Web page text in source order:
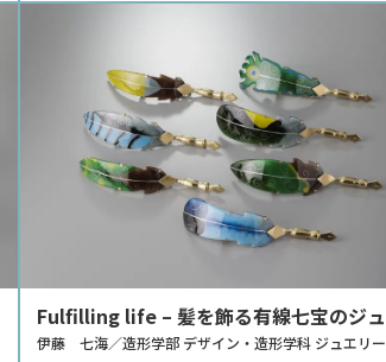
Fulﬁlling life – 髪を飾る有線七宝のジ
ー制作 –
伊藤 七海／造形学部 デザイン・造形学科 ジュエリ